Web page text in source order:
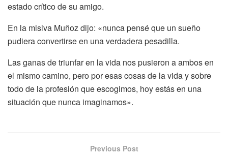
estado crítico de su amigo.
En la misiva Muñoz dijo: «nunca pensé que un sueño
pudiera convertirse en una verdadera pesadilla.
Las ganas de triunfar en la vida nos pusieron a ambos en
el mismo camino, pero por esas cosas de la vida y sobre
todo de la profesión que escogimos, hoy estás en una
situación que nunca imaginamos».
Previous Post